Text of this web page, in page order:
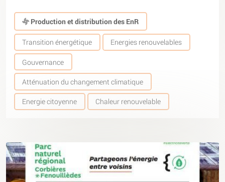
Production et distribution des EnR
Transition énergétique Energies renouvelables
Gouvernance
Atténuation du changement climatique
Energie citoyenne Chaleur renouvelable